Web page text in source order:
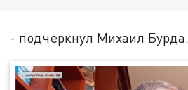
- подчеркнул Михаил Бурда.